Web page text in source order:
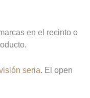
en el recinto o
seria. El open